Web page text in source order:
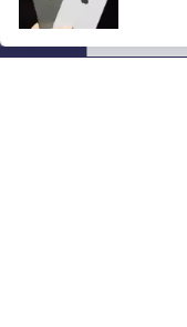
01/07